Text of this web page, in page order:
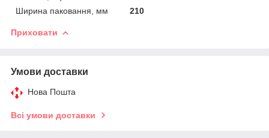
Ширина паковання, мм
210
Приховати
Умови доставки
Нова Пошта
Всі умови доставки